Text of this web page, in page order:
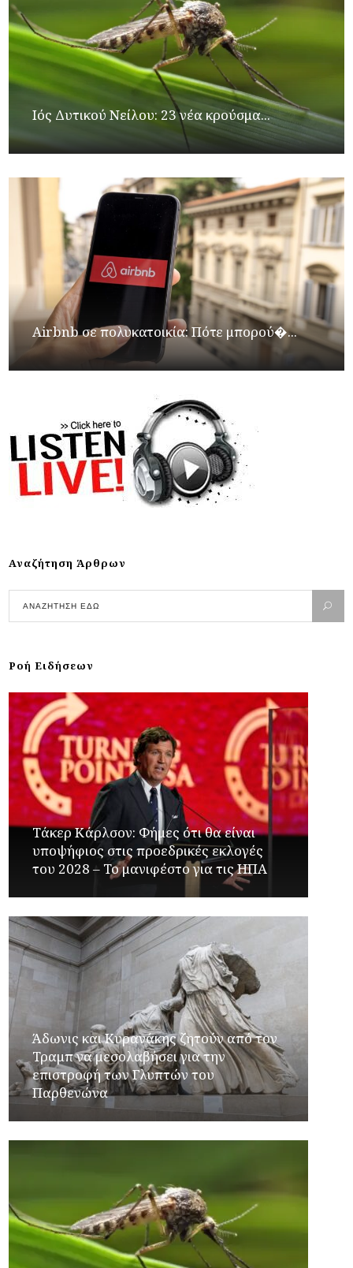
Ιός Δυτικού Νείλου: 23 νέα κρούσμα...
Airbnb σε πολυκατοικία: Πότε μπορού�...
Αναζήτηση Άρθρων
Ροή Ειδήσεων
Τάκερ Κάρλσον: Φήμες ότι θα είναι
υποψήφιος στις προεδρικές εκλογές
του 2028 – Το μανιφέστο για τις ΗΠΑ
Άδωνις και Κυρανάκης ζητούν από τον
Τραμπ να μεσολαβήσει για την
επιστροφή των Γλυπτών του
Παρθενώνα